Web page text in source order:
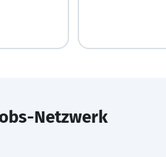
Netzwerk